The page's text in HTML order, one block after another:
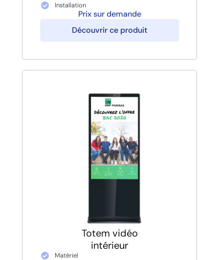
Installation
Prix sur demande
Découvrir ce produit
Totem vidéo
intérieur
Matériel